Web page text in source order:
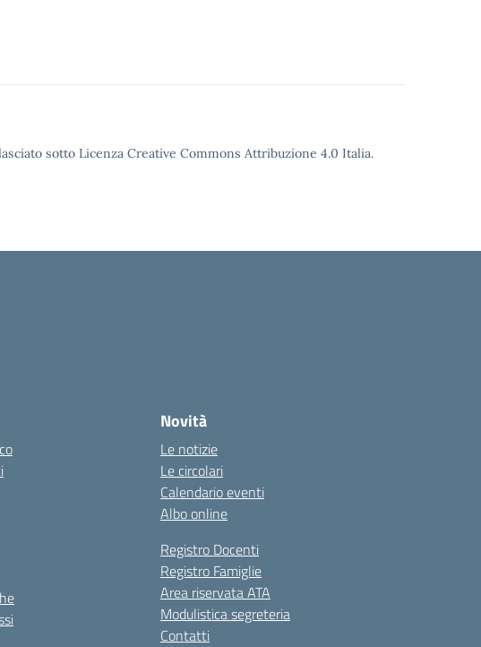
sotto Licenza Creative Commons Attribuzione 4.0 Italia.
Novità
Le notizie
Le circolari
Calendario eventi
Albo online
Registro Docenti
Registro Famiglie
Area riservata ATA
Modulistica segreteria
Contatti